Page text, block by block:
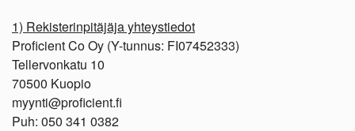
1) Rekisterinpitäjäja yhteystiedot
Proficient Co Oy (Y-tunnus: FI07452333)
Tellervonkatu 10
70500 Kuopio
myynti@proficient.fi
Puh: 050 341 0382